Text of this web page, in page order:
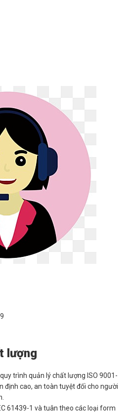
lượng
trình quản lý chất lượng ISO 9001-
định cao, an toàn tuyệt đối cho người
61439-1 và tuân theo các loại form